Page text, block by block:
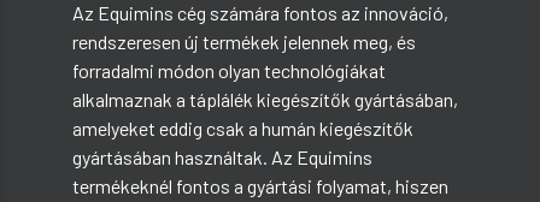
Az Equimins cég számára fontos az innováció,
rendszeresen új termékek jelennek meg, és
forradalmi módon olyan technológiákat
alkalmaznak a táplálék kiegészítők gyártásában,
amelyeket eddig csak a humán kiegészítők
gyártásában használtak. Az Equimins
termékeknél fontos a gyártási folyamat, hiszen